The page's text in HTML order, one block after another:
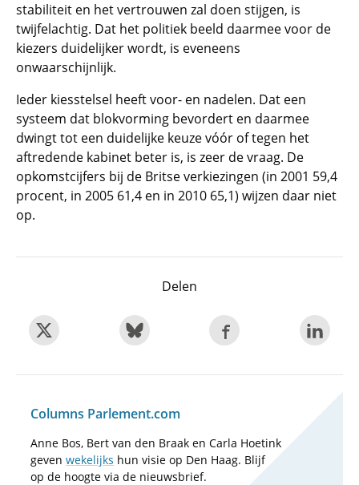
stabiliteit en het vertrouwen zal doen stijgen, is
twijfelachtig. Dat het politiek beeld daarmee voor de
kiezers duidelijker wordt, is eveneens
onwaarschijnlijk.
Ieder kiesstelsel heeft voor- en nadelen. Dat een
systeem dat blokvorming bevordert en daarmee
dwingt tot een duidelijke keuze vóór of tegen het
aftredende kabinet beter is, is zeer de vraag. De
opkomstcijfers bij de Britse verkiezingen (in 2001 59,4
procent, in 2005 61,4 en in 2010 65,1) wijzen daar niet
op.
Delen
Columns Parlement.com
Anne Bos, Bert van den Braak en Carla Hoetink
geven wekelijks hun visie op Den Haag. Blijf
op de hoogte via de nieuwsbrief.